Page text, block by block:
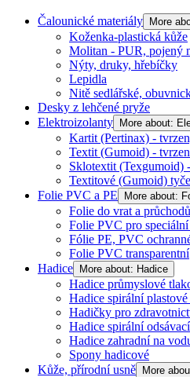
Čalounické materiály More
Koženka-plastická kůže
Molitan - PUR, pojený
Nýty, druky, hřebíčky
Lepidla
Nitě sedlářské,
Desky z lehčené pryže
Elektroizolanty
More about:
Kartit (Pertinax) -
Textit (Gumoid) -
Sklotextit (Texgumoid)
Textitové (Gumoid) tyče
Folie PVC a PE
More about:
Folie do vrat a průchodů
Folie PVC pro
Fólie PE, PVC
Folie PVC transparentní
Hadice
More about: Hadice
Hadice průmyslové
Hadice spirální
Hadičky pro
Hadice spirální odsávací
Hadice zahradní na
Spony hadicové
Kůže, přírodní usně
More